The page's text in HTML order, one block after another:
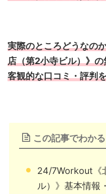
実際のところどうなの
店（第2小寺ビル）》
客観的な口コミ・評判
この記事でわか
24/7Workout《
ル）》基本情報